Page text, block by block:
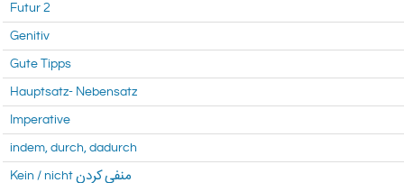
Futur 2
Genitiv
Gute Tipps
Hauptsatz- Nebensatz
Imperative
indem, durch, dadurch
Kein / nicht منفی کردن